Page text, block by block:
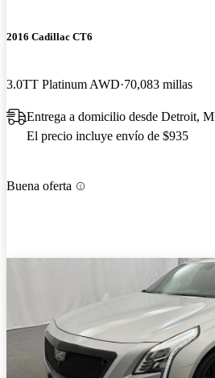
2016 Cadillac CT6
3.0TT Platinum AWD 70,083 millas
Entrega a domicilio desde Detroit,
El precio incluye envío de $935
Buena oferta